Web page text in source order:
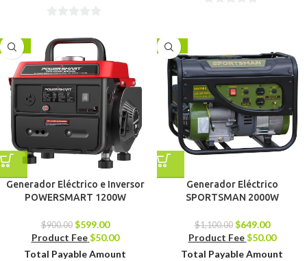
de
-33%
Generador Eléctrico e Inversor
POWERSMART 1200W
$900.00 $599.00
Product Fee $50.00
Total Payable Amount
-41%
Generador Eléctrico
SPORTSMAN 2000W
$1,100.00 $649.00
Product Fee $50.00
Total Payable Amount